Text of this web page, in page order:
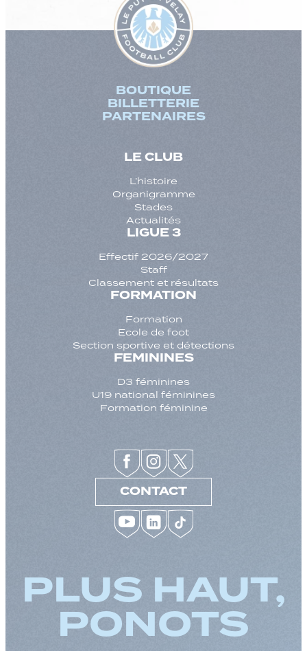
BOUTIQUE
BILLETTERIE
PARTENAIRES
LE CLUB
L’histoire
Organigramme
Stades
Actualités
LIGUE 3
Effectif 2026/2027
Staff
Classement et résultats
FORMATION
Formation
Ecole de foot
Section sportive et détections
FEMININES
D3 féminines
U19 national féminines
Formation féminine
CONTACT
PLUS HAUT,
PONOTS